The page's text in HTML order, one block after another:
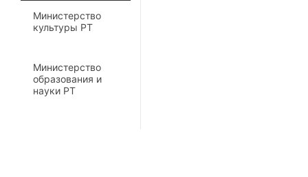
Министерство
культуры РТ
Министерство
образования и
науки РТ